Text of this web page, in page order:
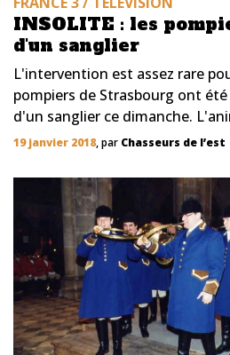
INSOLITE : les
d'un sanglier
L'intervention est assez rare
pompiers de Strasbourg ont été
d'un sanglier ce dimanche.
19 janvier 2018, par Chasseurs de l’est